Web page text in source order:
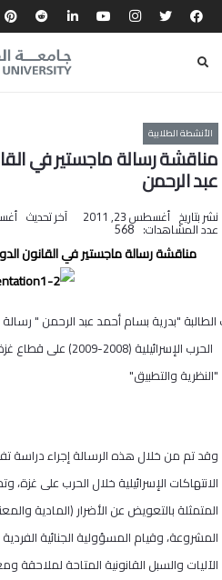
الأنشطة الطلابية
مناقشة رسالة ماجستير في
عبد الرحمن
نشر بتاريخ أغسطس 23, 2011 آخر تحديث
عدد المشاهدات: 568
مناقشة رسالة ماجستير في القانون
"بدرية بسام أحمد عبد الرحمن "
الحرب الإسرائيلية
"النظرية والتطبيق"
وقد تم من خلال هذه الرسالة إجراء دراسة
الانتهاكات الإسرائيلية خلال الحرب على غزة،
المتمثلة بالتعويض عن الأضرار (المادية
المشروعة، وقيام المسؤولية الجنائية
الآليات والسبل القانونية المتاحة